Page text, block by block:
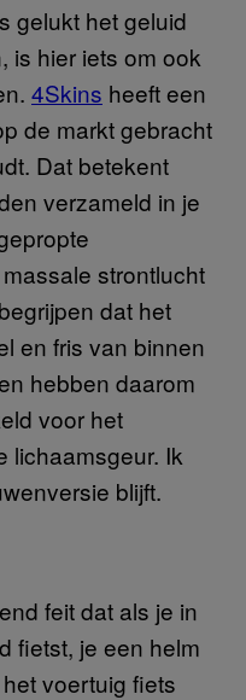
gelukt het geluid
is hier iets om ook
4Skins heeft een
de markt gebracht
Dat betekent
verzameld in je
strontlucht
dat het
en fris van binnen
hebben daarom
voor het
lichaamsgeur. Ik
blijft.
feit dat als je in
fietst, je een helm
voertuig fiets